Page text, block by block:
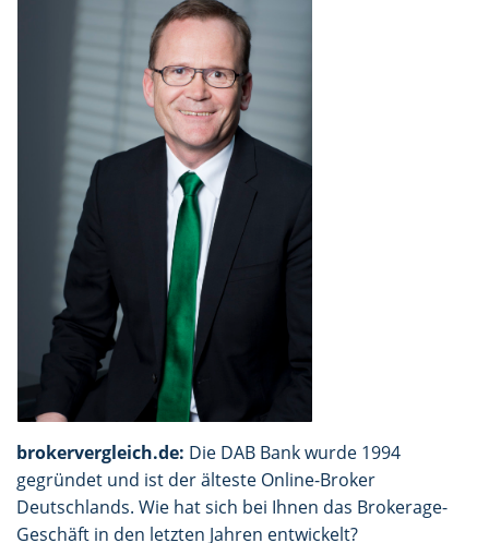
brokervergleich.de: Die DAB Bank wurde 1994
gegründet und ist der älteste Online-Broker
Deutschlands. Wie hat sich bei Ihnen das Brokerage-
Geschäft in den letzten Jahren entwickelt?